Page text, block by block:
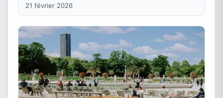
21 février 2026